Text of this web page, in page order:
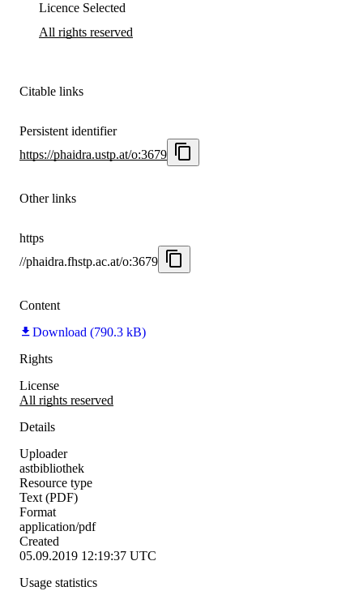
Licence Selected
All rights reserved
Citable links
Persistent identifier
https://phaidra.ustp.at/o:3679
Other links
https
//phaidra.fhstp.ac.at/o:3679
Content
Download (790.3 kB)
Rights
License
All rights reserved
Details
Uploader
astbibliothek
Resource type
Text (PDF)
Format
application/pdf
Created
05.09.2019 12:19:37 UTC
Usage statistics